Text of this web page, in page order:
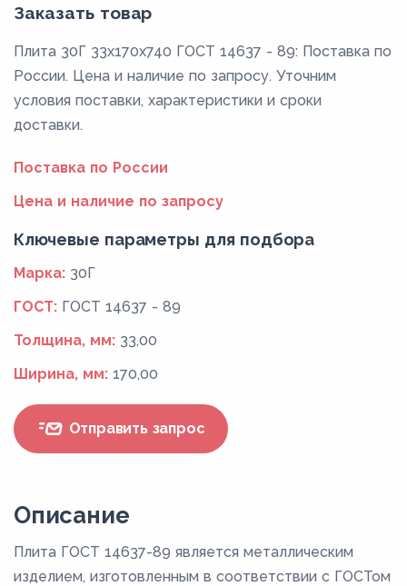
Заказать товар
Плита 30Г 33x170x740 ГОСТ 14637 - 89: Поставка по
России. Цена и наличие по запросу. Уточним
условия поставки, характеристики и сроки
доставки.
Поставка по России
Цена и наличие по запросу
Ключевые параметры для подбора
Марка: 30Г
ГОСТ: ГОСТ 14637 - 89
Толщина, мм: 33,00
Ширина, мм: 170,00
Отправить запрос
Описание
Плита ГОСТ 14637-89 является металлическим
изделием, изготовленным в соответствии с ГОСТом